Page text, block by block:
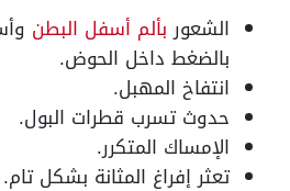
الشعوربألم أسفل البطن
بالضغط داخل الحوض.
انتفاخ المهبل.
حدوث تسرب قطرات البول.
الإمساك المتكرر.
تعثر إفراغ المثانة بشكل تام.